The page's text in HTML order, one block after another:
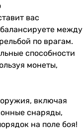
вас
между
по врагам.
способности
монеты,
включая
снаряды,
на поле боя!